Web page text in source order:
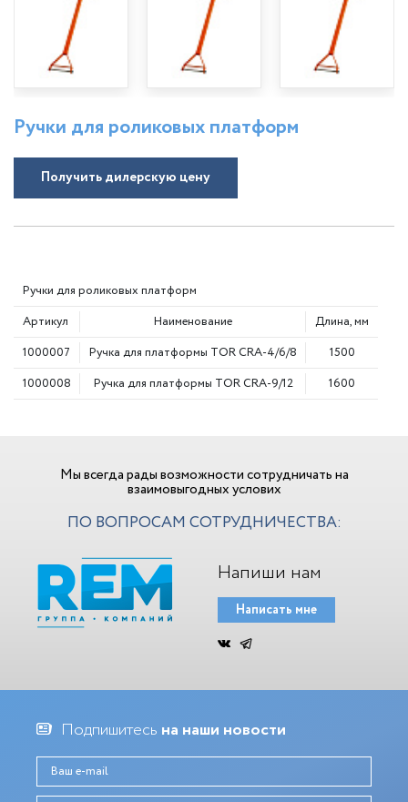
Ручки для роликовых платформ
Получить дилерскую цену
Ручки для роликовых платформ
Артикул
Наименование
Длина, мм
1000007
Ручка для платформы TOR CRA-4/6/8
1500
1000008
Ручка для платформы TOR CRA-9/12 1600
Мы всегда рады возможности сотрудничать на
взаимовыгодных услових
ПО ВОПРОСАМ СОТРУДНИЧЕСТВА:
Напиши нам
Написать мне
Подпишитесь на наши новости